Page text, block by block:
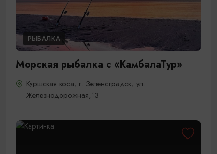
РЫБАЛКА
Морская рыбалка с «КамбалаТур»
Куршская коса, г. Зеленоградск, ул.
Железнодорожная,13